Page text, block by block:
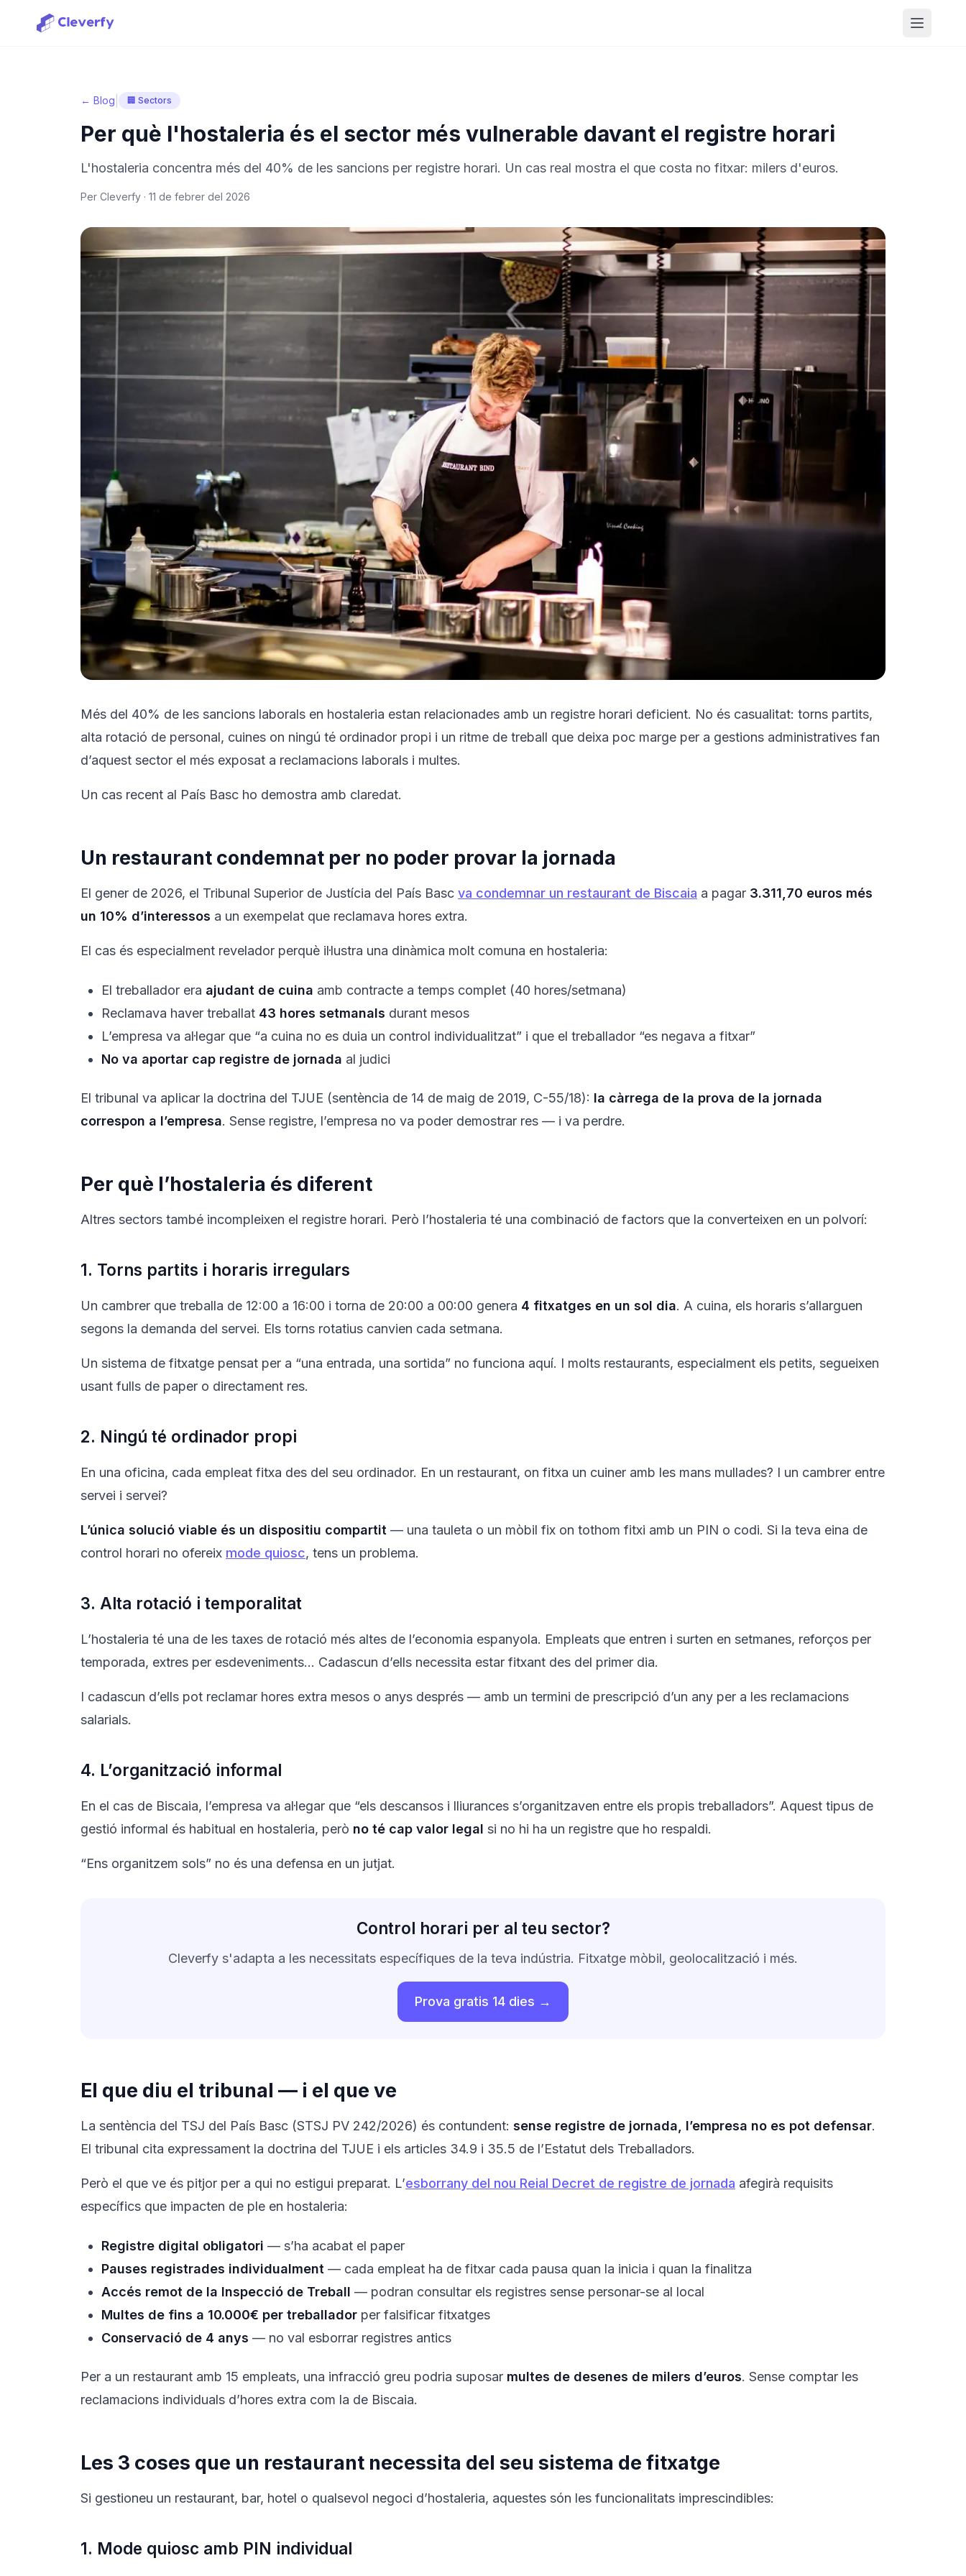
Obrir
Prova'l gratis
← Blog 🏢 Sectors
Per què l'hostaleria és el sector més vulnerable davant el registre horari
L'hostaleria concentra més del 40% de les sancions per registre horari. Un cas real mostra el que costa no fitxar: milers d'euros.
Per Cleverfy · 11 de febrer del 2026
Més del 40% de les sancions laborals en hostaleria estan relacionades amb un registre horari deficient. No és casualitat: torns partits,
alta rotació de personal, cuines on ningú té ordinador propi i un ritme de treball que deixa poc marge per a gestions administratives fan
d’aquest sector el més exposat a reclamacions laborals i multes.
Un cas recent al País Basc ho demostra amb claredat.
Un restaurant condemnat per no poder provar la jornada
El gener de 2026, el Tribunal Superior de Justícia del País Basc va condemnar un restaurant de Biscaia a pagar 3.311,70 euros més
un 10% d’interessos a un exempelat que reclamava hores extra.
El cas és especialment revelador perquè il·lustra una dinàmica molt comuna en hostaleria:
El treballador era ajudant de cuina amb contracte a temps complet (40 hores/setmana)
Reclamava haver treballat 43 hores setmanals durant mesos
L’empresa va al·legar que “a cuina no es duia un control individualitzat” i que el treballador “es negava a fitxar”
No va aportar cap registre de jornada al judici
El tribunal va aplicar la doctrina del TJUE (sentència de 14 de maig de 2019, C-55/18): la càrrega de la prova de la jornada
correspon a l’empresa. Sense registre, l’empresa no va poder demostrar res — i va perdre.
Per què l’hostaleria és diferent
Altres sectors també incompleixen el registre horari. Però l’hostaleria té una combinació de factors que la converteixen en un polvorí:
1. Torns partits i horaris irregulars
Un cambrer que treballa de 12:00 a 16:00 i torna de 20:00 a 00:00 genera 4 fitxatges en un sol dia. A cuina, els horaris s’allarguen
segons la demanda del servei. Els torns rotatius canvien cada setmana.
Un sistema de fitxatge pensat per a “una entrada, una sortida” no funciona aquí. I molts restaurants, especialment els petits, segueixen
usant fulls de paper o directament res.
2. Ningú té ordinador propi
En una oficina, cada empleat fitxa des del seu ordinador. En un restaurant, on fitxa un cuiner amb les mans mullades? I un cambrer entre
servei i servei?
L’única solució viable és un dispositiu compartit — una tauleta o un mòbil fix on tothom fitxi amb un PIN o codi. Si la teva eina de
control horari no ofereix mode quiosc, tens un problema.
3. Alta rotació i temporalitat
L’hostaleria té una de les taxes de rotació més altes de l’economia espanyola. Empleats que entren i surten en setmanes, reforços per
temporada, extres per esdeveniments… Cadascun d’ells necessita estar fitxant des del primer dia.
I cadascun d’ells pot reclamar hores extra mesos o anys després — amb un termini de prescripció d’un any per a les reclamacions
salarials.
4. L’organització informal
En el cas de Biscaia, l’empresa va al·legar que “els descansos i lliurances s’organitzaven entre els propis treballadors”. Aquest tipus de
gestió informal és habitual en hostaleria, però no té cap valor legal si no hi ha un registre que ho respaldi.
“Ens organitzem sols” no és una defensa en un jutjat.
Control horari per al teu sector?
Cleverfy s'adapta a les necessitats específiques de la teva indústria. Fitxatge mòbil, geolocalització i més.
Prova gratis 14 dies →
El que diu el tribunal — i el que ve
La sentència del TSJ del País Basc (STSJ PV 242/2026) és contundent: sense registre de jornada, l’empresa no es pot defensar.
El tribunal cita expressament la doctrina del TJUE i els articles 34.9 i 35.5 de l’Estatut dels Treballadors.
Però el que ve és pitjor per a qui no estigui preparat. L’esborrany del nou Reial Decret de registre de jornada afegirà requisits
específics que impacten de ple en hostaleria:
Registre digital obligatori — s’ha acabat el paper
Pauses registrades individualment — cada empleat ha de fitxar cada pausa quan la inicia i quan la finalitza
Accés remot de la Inspecció de Treball — podran consultar els registres sense personar-se al local
Multes de fins a 10.000€ per treballador per falsificar fitxatges
Conservació de 4 anys — no val esborrar registres antics
Per a un restaurant amb 15 empleats, una infracció greu podria suposar multes de desenes de milers d’euros. Sense comptar les
reclamacions individuals d’hores extra com la de Biscaia.
Les 3 coses que un restaurant necessita del seu sistema de fitxatge
Si gestioneu un restaurant, bar, hotel o qualsevol negoci d’hostaleria, aquestes són les funcionalitats imprescindibles:
1. Mode quiosc amb PIN individual